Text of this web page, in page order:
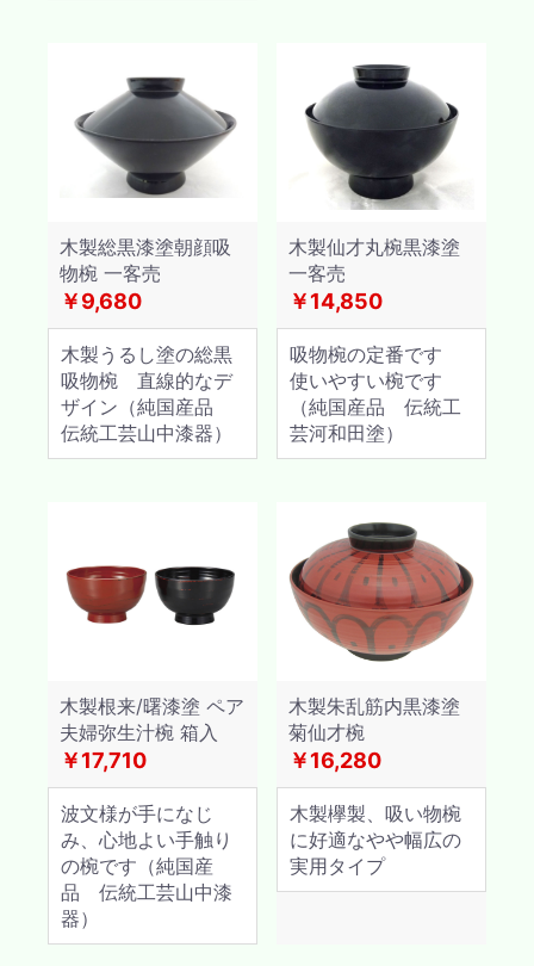
木製総黒漆塗朝顔吸
物椀 一客売
￥9,680
木製うるし塗の総黒
吸物椀 直線的なデ
ザイン（純国産品
伝統工芸山中漆器）
木製仙才丸椀黒漆塗
一客売
￥14,850
吸物椀の定番です
使いやすい椀です
（純国産品 伝統工
芸河和田塗）
木製根来/曙漆塗 ペア
夫婦弥生汁椀 箱入
￥17,710
波文様が手になじ
み、心地よい手触り
の椀です（純国産
品 伝統工芸山中漆
器）
木製朱乱筋内黒漆塗
菊仙才椀
￥16,280
木製欅製、吸い物椀
に好適なやや幅広の
実用タイプ